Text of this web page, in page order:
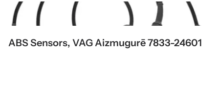
ABS Sensors, VAG Aizmugurē 7833-24601